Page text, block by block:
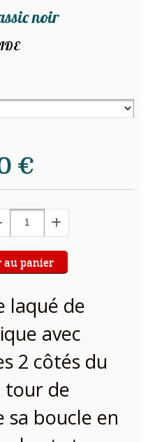
noir
€
au panier
laqué de
avec
2 côtés du
tour de
sa boucle en